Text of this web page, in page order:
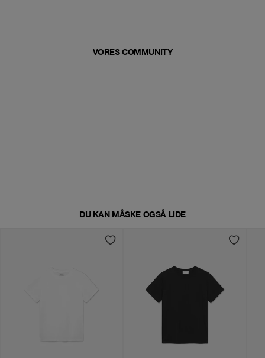
VORES COMMUNITY
DU KAN MÅSKE OGSÅ LIDE